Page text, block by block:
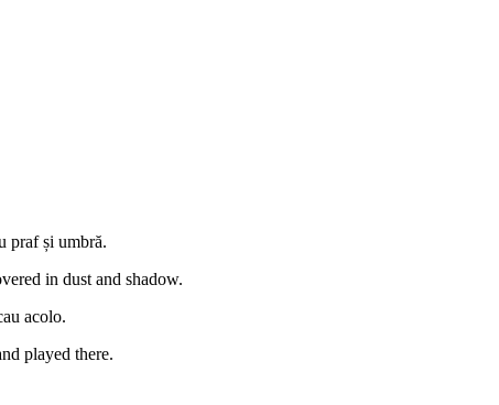
praf și umbră.
in dust and shadow.
acolo.
played there.